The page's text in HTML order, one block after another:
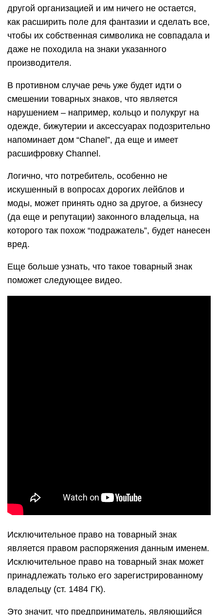
другой организацией и им ничего не остается,
как расширить поле для фантазии и сделать все,
чтобы их собственная символика не совпадала и
даже не походила на знаки указанного
производителя.
В противном случае речь уже будет идти о
смешении товарных знаков, что является
нарушением – например, кольцо и полукруг на
одежде, бижутерии и аксессуарах подозрительно
напоминает дом “Chanel”, да еще и имеет
расшифровку Channel.
Логично, что потребитель, особенно не
искушенный в вопросах дорогих лейблов и
моды, может принять одно за другое, а бизнесу
(да еще и репутации) законного владельца, на
которого так похож “подражатель”, будет нанесен
вред.
Еще больше узнать, что такое товарный знак
поможет следующее видео.
Исключительное право на товарный знак
является правом распоряжения данным именем.
Исключительное право на товарный знак может
принадлежать только его зарегистрированному
владельцу (ст. 1484 ГК).
Это значит, что предприниматель, являющийся